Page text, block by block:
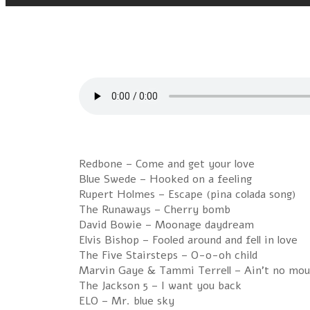
Redbone – Come and get your love
Blue Swede – Hooked on a feeling
Rupert Holmes – Escape (pina colada song)
The Runaways – Cherry bomb
David Bowie – Moonage daydream
Elvis Bishop – Fooled around and fell in love
The Five Stairsteps – O-o-oh child
Marvin Gaye & Tammi Terrell – Ain't no
The Jackson 5 – I want you back
ELO – Mr. blue sky